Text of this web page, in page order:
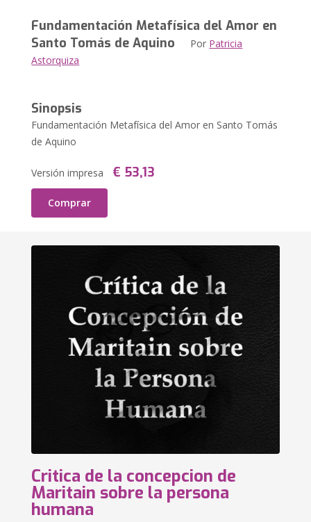
Fundamentación Metafísica del Amor en
Santo Tomás de Aquino Por Patricia
Astorquiza
Sinopsis
Fundamentación Metafísica del Amor en Santo Tomás
de Aquino
Versión impresa € 53,13
Comprar
Critica de la concepcion de
Maritain sobre la persona
humana